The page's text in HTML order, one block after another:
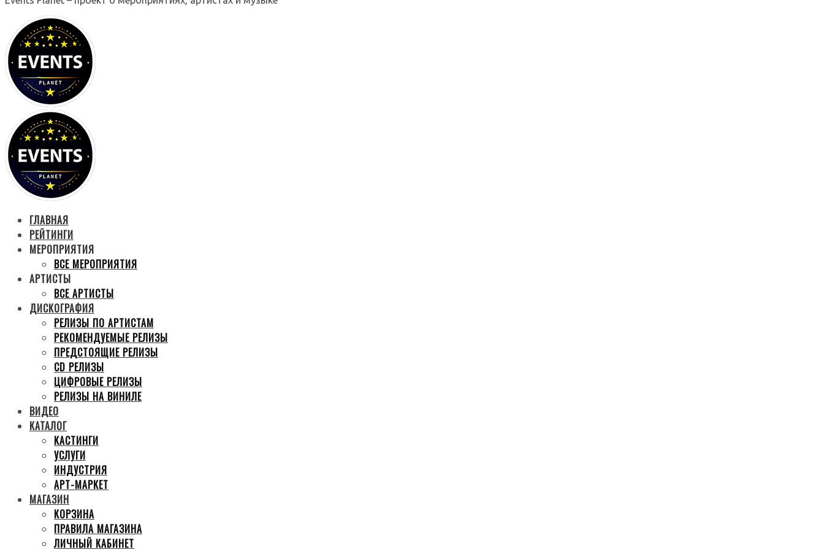
ГЛАВНАЯ
РЕЙТИНГИ
МЕРОПРИЯТИЯ
ВСЕ МЕРОПРИЯТИЯ
АРТИСТЫ
ВСЕ АРТИСТЫ
ДИСКОГРАФИЯ
РЕЛИЗЫ ПО АРТИСТАМ
РЕКОМЕНДУЕМЫЕ РЕЛИЗЫ
ПРЕДСТОЯЩИЕ РЕЛИЗЫ
CD РЕЛИЗЫ
ЦИФРОВЫЕ РЕЛИЗЫ
РЕЛИЗЫ НА ВИНИЛЕ
ВИДЕО
КАТАЛОГ
КАСТИНГИ
УСЛУГИ
ИНДУСТРИЯ
АРТ-МАРКЕТ
МАГАЗИН
КОРЗИНА
ПРАВИЛА МАГАЗИНА
ЛИЧНЫЙ КАБИНЕТ